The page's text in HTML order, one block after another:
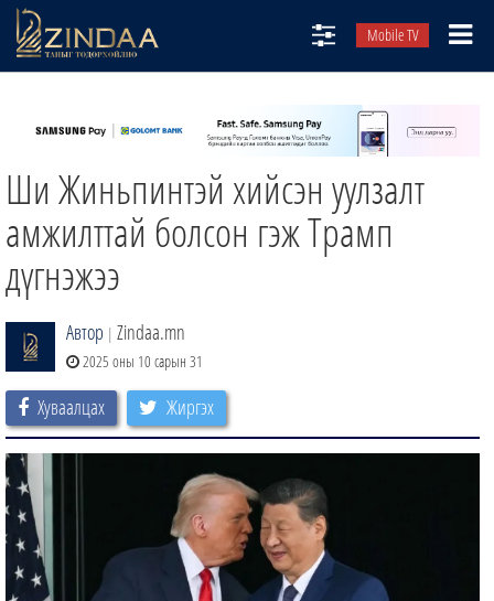
Mobile TV
ТВ8
ӨГЛӨӨНИЙ СОНИН
Ши Жиньпинтэй хийсэн уулзалт
амжилттай болсон гэж Трамп
дүгнэжээ
Автор | Zindaa.mn
2025 оны 10 сарын 31
Хуваалцах Жиргэх